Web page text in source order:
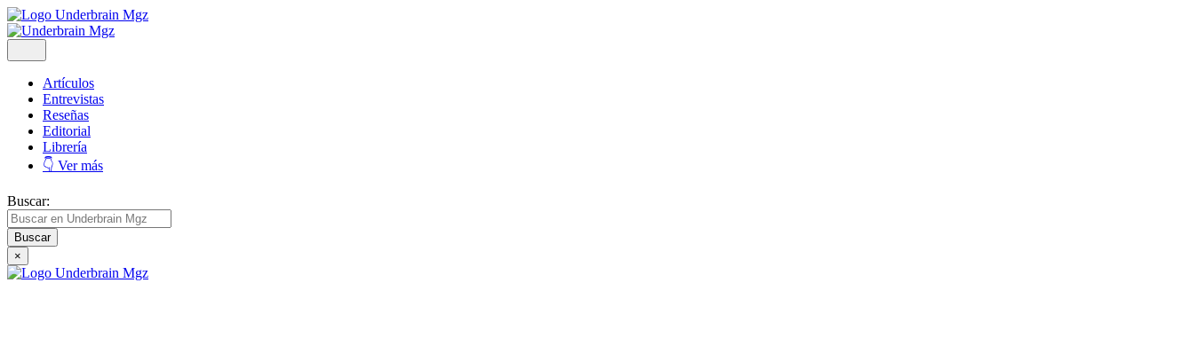
Artículos
Entrevistas
Reseñas
Editorial
Librería
👇 Ver más
Buscar:
×